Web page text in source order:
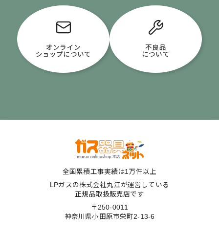
オンライン
ショップについて
不良品
について
全国累積工事実績は1万件以上
LPガスの株式会社丸江が運営している
正規品取扱販売店です
〒250-0011
神奈川県小田原市栄町2-13-6